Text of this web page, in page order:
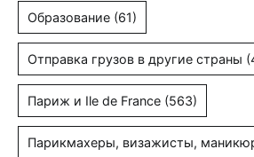
Образование (61)
Отправка грузов в другие страны
Париж и Ile de France (563)
Парикмахеры, визажисты,